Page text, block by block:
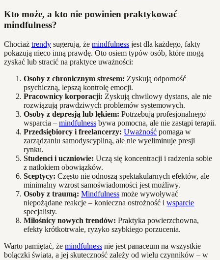
Kto może, a kto nie powinien praktykować
mindfulness?
Chociaż trendy sugerują, że mindfulness jest dla każdego, fakty
pokazują nieco inną prawdę. Oto osiem typów osób, które mogą
zyskać lub stracić na praktyce uważności:
Osoby z chronicznym stresem: Zyskują odporność
psychiczną, lepszą kontrolę emocji.
Pracownicy korporacji: Zyskują chwilowy dystans, ale nie
rozwiązują prawdziwych problemów systemowych.
Osoby z depresją lub lękiem: Potrzebują profesjonalnego
wsparcia – mindfulness bywa pomocna, ale nie zastąpi terapii.
Przedsiębiorcy i freelancerzy: Uważność pomaga w
zarządzaniu samodyscypliną, ale nie wyeliminuje presji
rynku.
Studenci i uczniowie: Uczą się koncentracji i radzenia sobie
z natłokiem obowiązków.
Sceptycy: Często nie odnoszą spektakularnych efektów, ale
minimalny wzrost samoświadomości jest możliwy.
Osoby z traumą: Mindfulness może wywoływać
niepożądane reakcje – konieczna ostrożność i wsparcie
specjalisty.
Miłośnicy nowych trendów: Praktyka powierzchowna,
efekty krótkotrwałe, ryzyko szybkiego porzucenia.
Warto pamiętać, że mindfulness nie jest panaceum na wszystkie
bolączki świata, a jej skuteczność zależy od wielu czynników – w